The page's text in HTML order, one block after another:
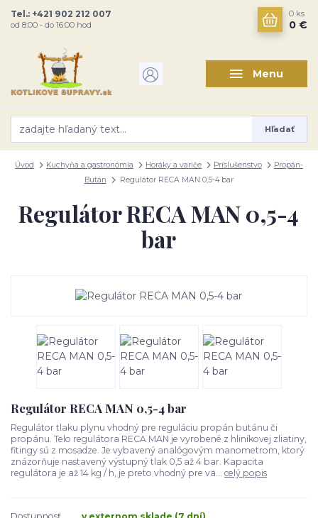
Menu
Hľadať
Tel.: +421 902 212 007
od 8:00 - do 16:00 hod
0 ks
0 €
Úvod Kuchyňa a gastronómia Horáky a variče Príslušenstvo
Propán-
Bután
Regulátor RECA MAN 0,5-4 bar
Regulátor RECA MAN 0,5-4
bar
Regulátor RECA MAN 0,5-4 bar
Regulátor tlaku plynu vhodný pre reguláciu propán butánu či
propánu. Telo regulátora RECA MAN je vyrobené z hliníkovej zliatiny,
fitingy sú z mosadze. Je vybavený analógovým manometrom, ktorý
znázorňuje nastavený výstupný tlak 0,5 až 4 bar. Kapacita
regulátora je až 14 kg / h, je preto vhodný pre vä... celý popis